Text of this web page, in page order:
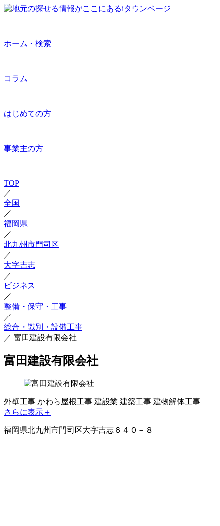
ホーム・検索
コラム
はじめての方
事業主の方
TOP
／
全国
／
福岡県
／
北九州市門司区
／
大字吉志
／
ビジネス
／
整備・保守・工事
／
総合・識別・設備工事
／ 富田建設有限会社
富田建設有限会社
外壁工事 かわら屋根工事 建設業 建築工事 建物解体工事
さらに表示＋
福岡県北九州市門司区大字吉志６４０－８